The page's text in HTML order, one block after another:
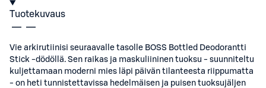
Tuotekuvaus
Vie arkirutiinisi seuraavalle tasolle BOSS Bottled Deodorantti
Stick -dödöllä. Sen raikas ja maskuliininen tuoksu - suunniteltu
kuljettamaan moderni mies läpi päivän tilanteesta riippumatta
- on heti tunnistettavissa hedelmäisen ja puisen tuoksujäljen